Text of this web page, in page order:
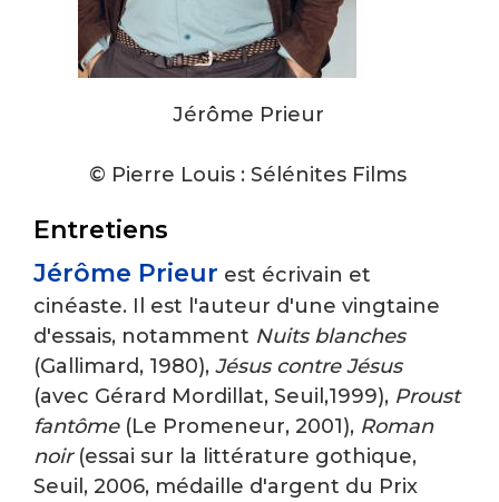
Entretiens
Jérôme Prieur est écrivain et
cinéaste. Il est l'auteur d'une vingtaine
d'essais, notamment Nuits blanches
(Gallimard, 1980), Jésus contre Jésus
(avec Gérard Mordillat, Seuil,1999), Proust
fantôme(Le Promeneur, 2001), Roman
noir(essai sur la littérature gothique,
Seuil, 2006, médaille d'argent du Prix
Jérôme Prieur
© Pierre Louis : Sélénites Films